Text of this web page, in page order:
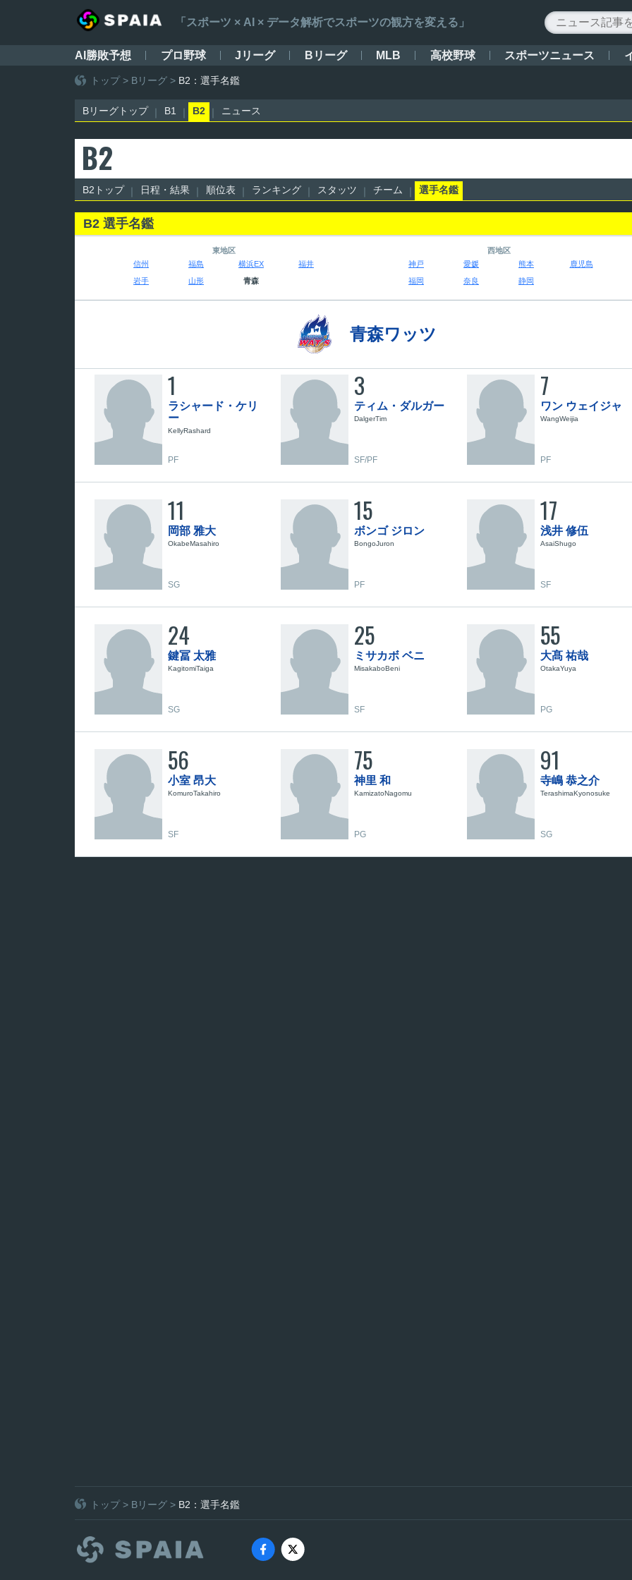
「スポーツ × AI × データ解析でスポーツの観方を変える」
AI勝敗予想 プロ野球 Jリーグ Bリーグ MLB 高校野球 スポーツニュース
トップ> Bリーグ > B2：選手名鑑
Bリーグトップ B1 B2 ニュース
B2
B2トップ 日程・結果 順位表 ランキング スタッツ チーム 選手名鑑
B2 選手名鑑
東地区
信州
福島 横浜EX
福井
岩手
山形 青森
西地区
神戸
愛媛 熊本
鹿児島
福岡
奈良 静岡
青森ワッツ
1
ラシャード・ケリ
ー
KellyRashard
PF
3
ティム・ダルガー
DalgerTim
SF/PF
7
ワン ウェイジャ
WangWeijia
PF
11
岡部 雅大
OkabeMasahiro
SG
15
ボンゴ ジロン
BongoJuron
PF
17
浅井 修伍
AsaiShugo
SF
24
鍵冨 太雅
KagitomiTaiga
SG
25
ミサカボ ベニ
MisakaboBeni
SF
55
大髙 祐哉
OtakaYuya
PG
56
小室 昂大
KomuroTakahiro
SF
75
神里 和
KamizatoNagomu
PG
91
寺嶋 恭之介
TerashimaKyonosuke
SG
トップ> Bリーグ > B2：選手名鑑